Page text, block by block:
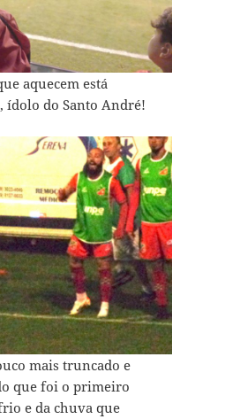
aquecem está
, ídolo do Santo André!
mais truncado e
que foi o primeiro
e da chuva que